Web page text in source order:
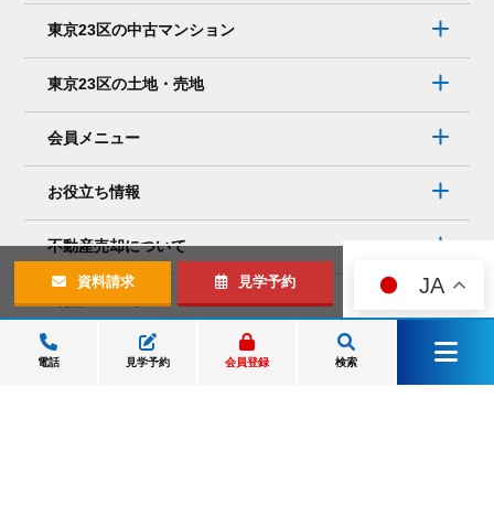
資料請求 見学予約
東京23区の中古マンション
東京23区の土地・売地
会員メニュー
お役立ち情報
不動産売却について
当社について
店舗・アクセス
電話 見学予約 会員登録 検索
JA